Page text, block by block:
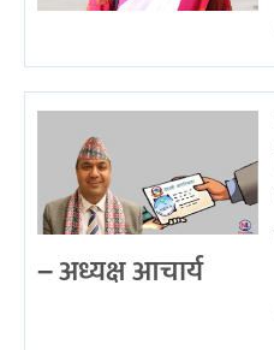
– अध्यक्ष आचार्य